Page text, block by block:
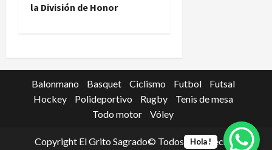
e
a
c
ó
la División de Honor
Balonmano Basquet Ciclismo Futbol
Futsal
Hockey
Polideportivo Rugby
Tenis de mesa
Todo motor
Vóley
Copyright El Grito Sagrado© Todos los derechos
Hola !